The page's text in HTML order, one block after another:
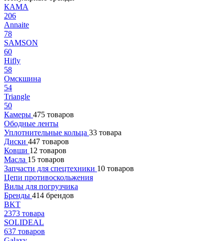
КАМА
206
Annaite
78
SAMSON
60
Hifly
58
Омскшина
54
Triangle
50
Камеры 475 товаров
Ободные ленты
Уплотнительные кольца 33 товара
Диски 447 товаров
Ковши 12 товаров
Масла 15 товаров
Запчасти для спецтехники 10 товаров
Цепи противоскольжения
Вилы для погрузчика
Бренды 414 брендов
BKT
2373 товара
SOLIDEAL
637 товаров